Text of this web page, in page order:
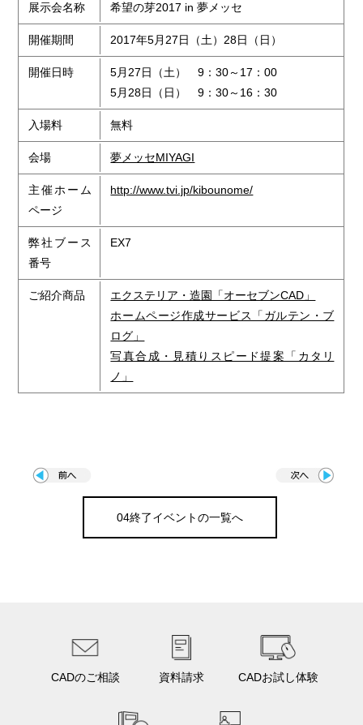
展示会名称 希望の芽2017 in 夢メッセ
開催期間 2017年5月27日（土）28日（日）
開催日時
5月27日（土） 9：30～17：00
5月28日（日） 9：30～16：30
入場料 無料
会場 夢メッセMIYAGI
主催ホーム
ページ
http://www.tvi.jp/kibounome/
弊社ブース
番号
EX7
ご紹介商品
エクステリア・造園「オーセブンCAD」
ホームページ作成サービス「ガルテン・ブ
ログ」
写真合成・見積りスピード提案「カタリ
ノ」
04終了イベントの一覧へ
CADのご相談 資料請求 CADお試し体験